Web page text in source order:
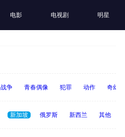
电影 电视剧 明星
战争 青春偶像 犯罪 动作 奇幻
新加坡 俄罗斯 新西兰 其他